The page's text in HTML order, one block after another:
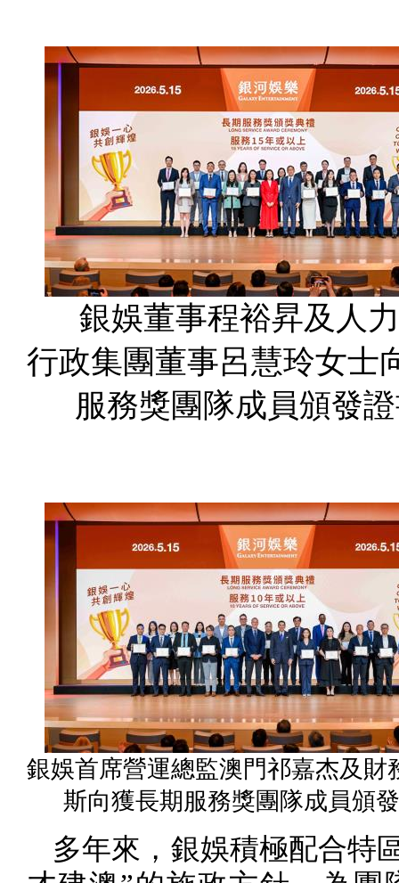
銀娛董事程裕昇及人
行政集團董事呂慧玲女士
服務獎團隊成員頒發
銀娛首席營運總監澳門祁嘉杰及財
斯向獲長期服務獎團隊成員頒
多年來，銀娛積極配合特